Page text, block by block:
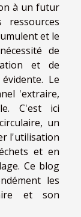
à un futur
et le
de
et de
Le
'extraire,
C'est ici
un
l'utilisation
et en
Ce blog
les
et son